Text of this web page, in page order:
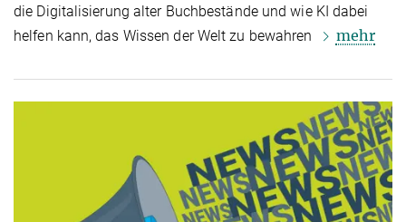
die Digitalisierung alter Buchbestände und wie KI dabei
helfen kann, das Wissen der Welt zu bewahren
mehr